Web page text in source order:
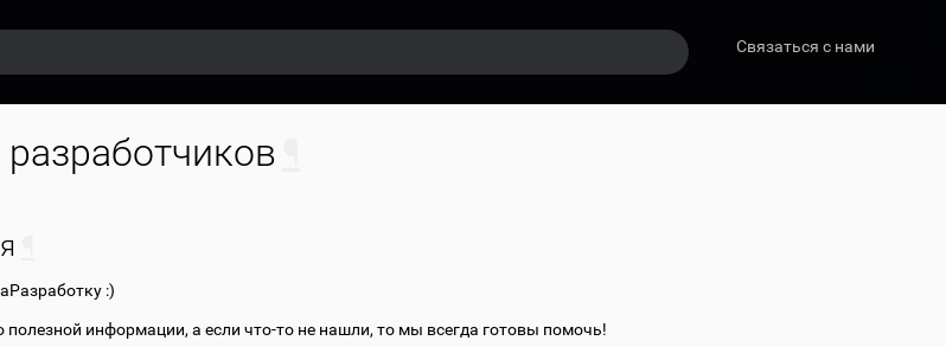
Связаться с нами
:)
информации, а если что-то не нашли, то мы всегда готовы помочь!